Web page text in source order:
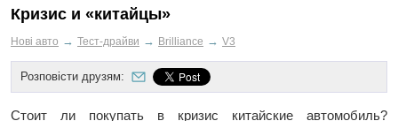
Кризис и «китайцы»
Нові авто → Тест-драйви → Brilliance → V3
Розповісти друзям:
Стоит ли покупать в кризис китайские автомобиль?